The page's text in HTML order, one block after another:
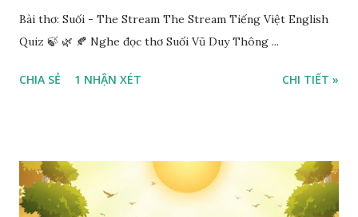
Bài thơ: Suối - The Stream The Stream Tiếng Việt English
Quiz 🍃 🌿 🍂 Nghe đọc thơ Suối Vũ Duy Thông ...
CHIA SẺ 1 NHẬN XÉT CHI TIẾT »